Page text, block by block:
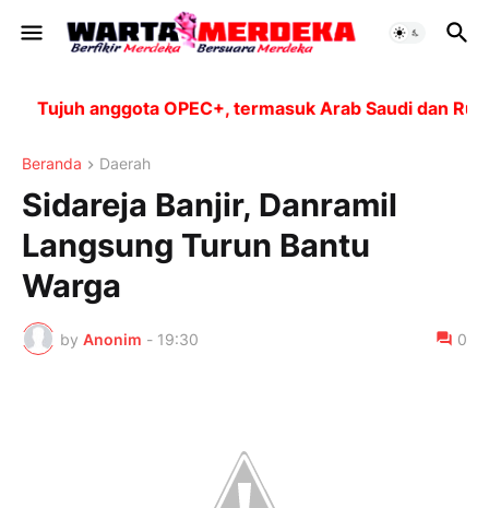
Tujuh anggota OPEC+, termasuk Arab Saudi dan
Beranda Daerah
Sidareja Banjir, Danramil
Langsung Turun Bantu
Warga
by Anonim - 19:30 0